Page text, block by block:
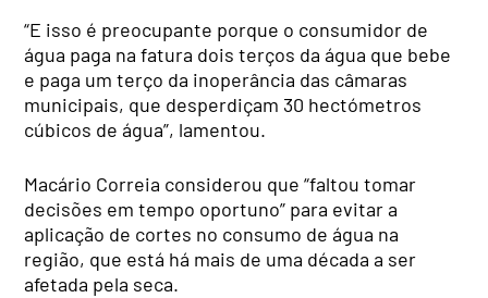
“E isso é preocupante porque o consumidor de
água paga na fatura dois terços da água que bebe
e paga um terço da inoperância das câmaras
municipais, que desperdiçam 30 hectómetros
cúbicos de água”, lamentou.
Macário Correia considerou que “faltou tomar
decisões em tempo oportuno” para evitar a
aplicação de cortes no consumo de água na
região, que está há mais de uma década a ser
afetada pela seca.